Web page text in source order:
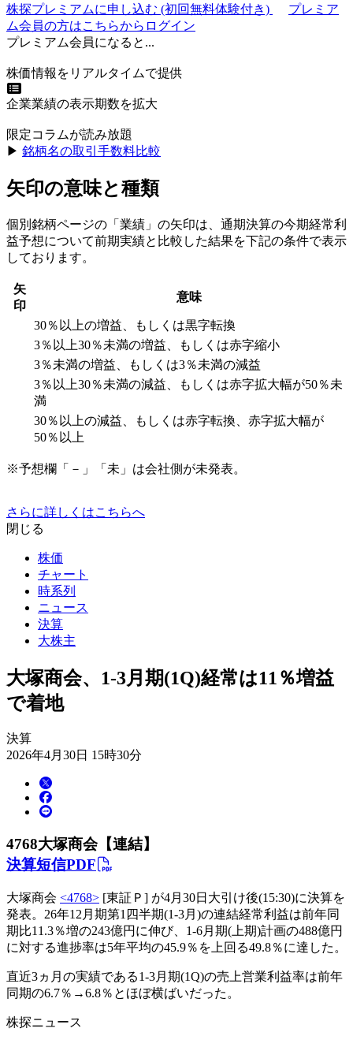
株探プレミアムに申し込む (初回無料体験付き)
プレミア
ム会員の方はこちらからログイン
プレミアム会員になると...
株価情報をリアルタイムで提供
企業業績の表示期数を拡大
限定コラムが読み放題
▶︎ 銘柄名の取引手数料比較
矢印の意味と種類
個別銘柄ページの「業績」の矢印は、通期決算の今期経常利
益予想について前期実績と比較した結果を下記の条件で表示
しております。
矢
印
意味
30％以上の増益、もしくは黒字転換
3％以上30％未満の増益、もしくは赤字縮小
3％未満の増益、もしくは3％未満の減益
3％以上30％未満の減益、もしくは赤字拡大幅が50％未
満
30％以上の減益、もしくは赤字転換、赤字拡大幅が
50％以上
※予想欄「－」「未」は会社側が未発表。
さらに詳しくはこちらへ
閉じる
株価
チャート
時系列
ニュース
決算
大株主
大塚商会、1-3月期(1Q)経常は11％増益
で着地
決算
2026年4月30日 15時30分
4768大塚商会【連結】
決算短信PDF
大塚商会 <4768> [東証Ｐ] が4月30日大引け後(15:30)に決算を
発表。26年12月期第1四半期(1-3月)の連結経常利益は前年同
期比11.3％増の243億円に伸び、1-6月期(上期)計画の488億円
に対する進捗率は5年平均の45.9％を上回る49.8％に達した。
直近3ヵ月の実績である1-3月期(1Q)の売上営業利益率は前年
同期の6.7％→6.8％とほぼ横ばいだった。
株探ニュース